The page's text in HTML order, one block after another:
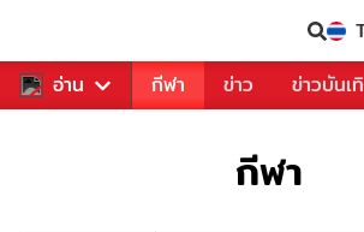
อ่าน
สำหรับคุณ กีฬา ข่าว ข่าวบันเ
กีฬา